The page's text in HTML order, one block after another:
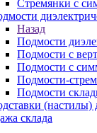
Стремянки с
Назад
Подмости
Подмости с
Подмости с
Подмости-
Подмости
(настилы)
склада